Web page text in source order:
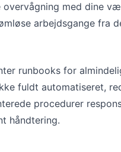
overvågning med dine
arbejdsgange fra
runbooks for
fuldt automatiseret,
procedurer
håndtering.